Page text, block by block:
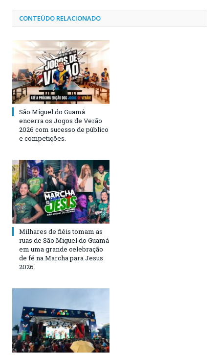
CONTEÚDO RELACIONADO
São Miguel do Guamá
encerra os Jogos de Verão
2026 com sucesso de público
e competições.
Milhares de fiéis tomam as
ruas de São Miguel do Guamá
em uma grande celebração
de fé na Marcha para Jesus
2026.